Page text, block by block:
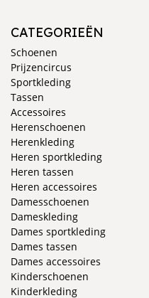
CATEGORIEËN
Schoenen
Prijzencircus
Sportkleding
Tassen
Accessoires
Herenschoenen
Herenkleding
Heren sportkleding
Heren tassen
Heren accessoires
Damesschoenen
Dameskleding
Dames sportkleding
Dames tassen
Dames accessoires
Kinderschoenen
Kinderkleding